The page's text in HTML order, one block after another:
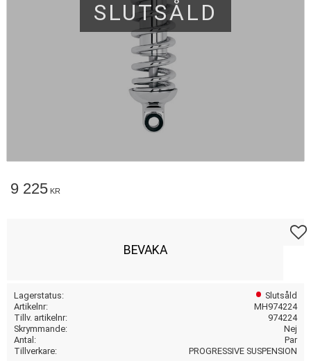
SLUTSÅLD
9 225 KR
BEVAKA
Lagerstatus
Slutsåld
Artikelnr
MH974224
Tillv. artikelnr
974224
Skrymmande
Nej
Antal
Par
Tillverkare
PROGRESSIVE SUSPENSION